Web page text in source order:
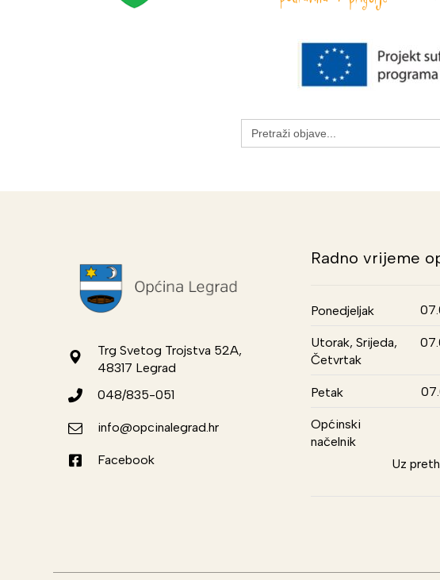
Search
for:
Trg Svetog Trojstva 52A,
48317 Legrad
048/835-051
info@opcinalegrad.hr
Facebook
Radno vrijeme
Ponedjeljak
Utorak, Srijeda,
Četvrtak
Petak
Općinski
načelnik
Uz